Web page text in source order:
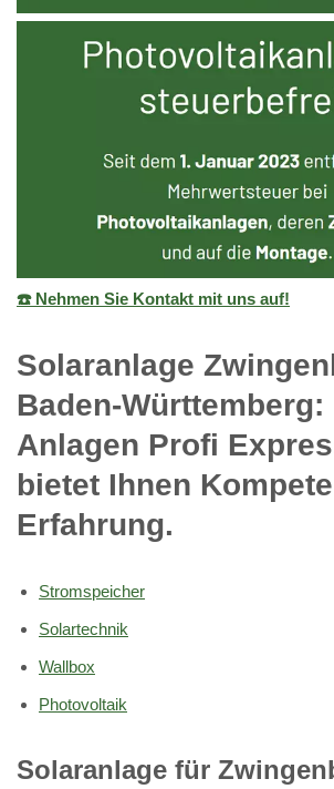
☎️ Nehmen Sie Kontakt mit uns auf!
Solaranlage
Baden-Württemberg:
Anlagen Profi
bietet Ihnen
Erfahrung.
Stromspeicher
Solartechnik
Wallbox
Photovoltaik
Solaranlage für